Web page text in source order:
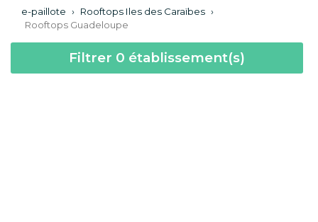
e-paillote › Rooftops Iles des Caraïbes ›
Rooftops Guadeloupe
Filtrer 0 établissement(s)